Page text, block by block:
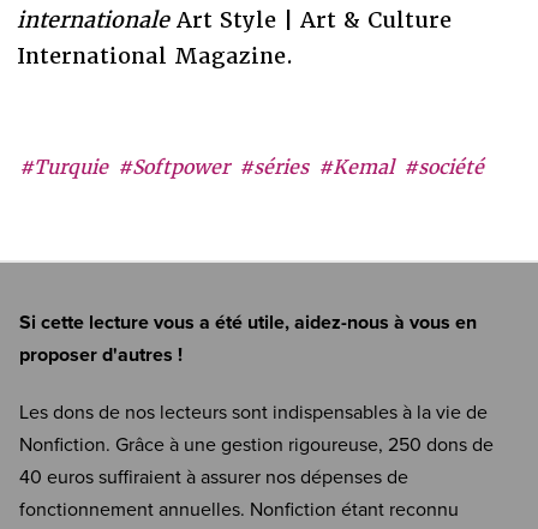
#Turquie #Softpower #séries #Kemal #société
internationale Art Style | Art & Culture
International Magazine.
Si cette lecture vous a été utile, aidez-nous à vous en
proposer d'autres !
Les dons de nos lecteurs sont indispensables à la vie de
Nonfiction. Grâce à une gestion rigoureuse, 250 dons de
40 euros suffiraient à assurer nos dépenses de
fonctionnement annuelles. Nonfiction étant reconnu